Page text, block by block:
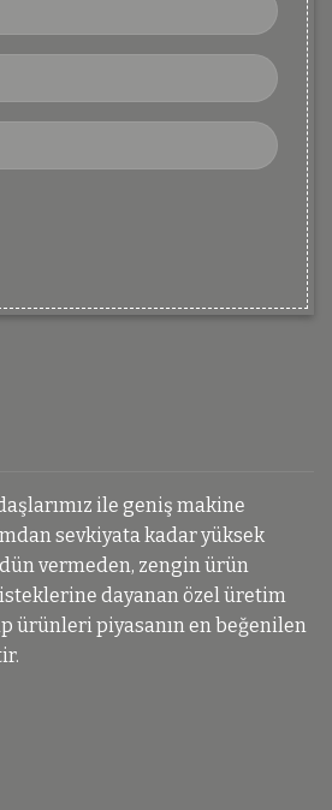
ile geniş makine
sevkiyata kadar yüksek
vermeden, zengin ürün
dayanan özel üretim
ürünleri piyasanın en beğenilen